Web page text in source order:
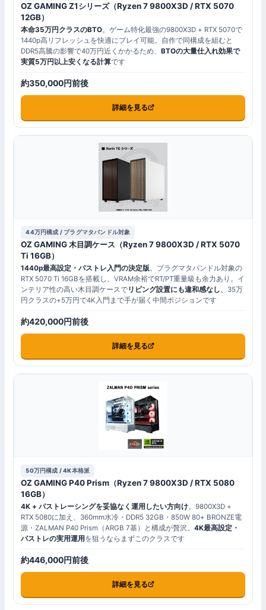
OZ GAMING Z1シリーズ（Ryzen 7 9800X3D / RTX 5070
12GB）
本命35万円クラスのBTO。ゲーム特化最強の9800X3D + RTX 5070で
1440p高リフレッシュを快適にプレイ可能。自作で同構成を組むと
DDR5高騰の影響で40万円近くかかるため、BTOの大量仕入れ効果で
実質5万円以上安くなる計算です
約350,000円前後
詳細を見る
44万円構成 / プラグマタバンドル対象
OZ GAMING 木目調ケース（Ryzen 7 9800X3D / RTX 5070
Ti 16GB）
1440p最高設定・パストレ入門の決定版。プラグマタバンドル対象の
RTX 5070 Ti 16GBを搭載し、VRAM余裕でRT/PT重量級も余力あり。イ
ンテリア性の高い木目調ケースでリビング設置にも違和感なし。35万
円クラスの+5万円で4K入門まで手が届く中間ポジションです
約420,000円前後
詳細を見る
50万円構成 / 4K本格派
OZ GAMING P40 Prism（Ryzen 7 9800X3D / RTX 5080
16GB）
4K + パストレーシングを妥協なく運用したい方向け。9800X3D +
RTX 5080に加え、360mm水冷・DDR5 32GB・850W 80+ BRONZE電
源・ZALMAN P40 Prism（ARGB 7基）と構成が贅沢。4K最高設定・
パストレの実用運用を狙うならまずこのクラスです
約446,000円前後
詳細を見る